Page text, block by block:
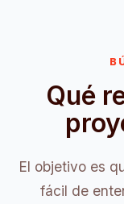
Qué
El objetivo es
fácil de